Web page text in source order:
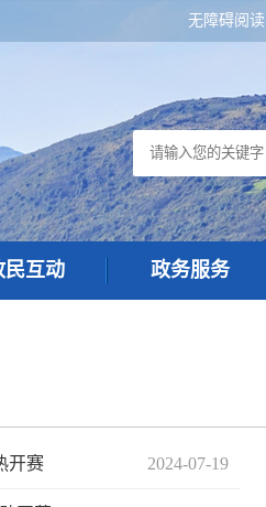
无障碍阅读
民互动 政务服务
开赛 2024-07-19